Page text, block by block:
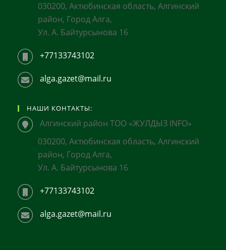
030200, Актюбинская область, Алгинский
район, Город Алга,
Ул. А. Байтурсынова 16
+77133743102
alga.gazet@mail.ru
НАШИ КОНТАКТЫ:
Алгинский район ТОО «ЖУЛДЫЗ INFO»
030200, Актюбинская область, Алгинский
район, Город Алга,
Ул. А. Байтурсынова 16
+77133743102
alga.gazet@mail.ru